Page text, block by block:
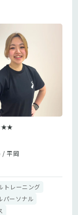
平岡
トレーニング
パーソナル